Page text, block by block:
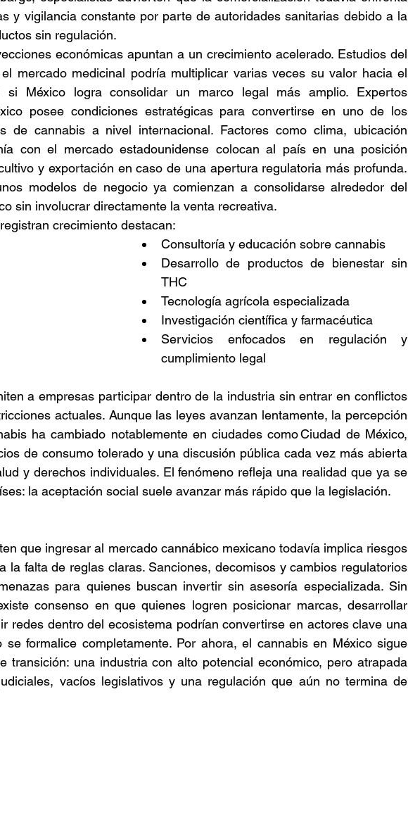
y vigilancia constante por parte de autoridades sanitarias debido a la
sin regulación.
económicas apuntan a un crecimiento acelerado. Estudios del
mercado medicinal podría multiplicar varias veces su valor hacia el
México logra consolidar un marco legal más amplio. Expertos
posee condiciones estratégicas para convertirse en uno de los
de cannabis a nivel internacional. Factores como clima, ubicación
con el mercado estadounidense colocan al país en una posición
y exportación en caso de una apertura regulatoria más profunda.
modelos de negocio ya comienzan a consolidarse alrededor del
sin involucrar directamente la venta recreativa.
crecimiento destacan:
Consultoría y educación sobre cannabis
Desarrollo de productos de bienestar sin
THC
Tecnología agrícola especializada
Investigación científica y farmacéutica
Servicios enfocados en regulación y
cumplimiento legal
a empresas participar dentro de la industria sin entrar en conflictos
actuales. Aunque las leyes avanzan lentamente, la percepción
ha cambiado notablemente en ciudades como Ciudad de México,
de consumo tolerado y una discusión pública cada vez más abierta
y derechos individuales. El fenómeno refleja una realidad que ya se
la aceptación social suele avanzar más rápido que la legislación.
que ingresar al mercado cannábico mexicano todavía implica riesgos
la falta de reglas claras. Sanciones, decomisos y cambios regulatorios
para quienes buscan invertir sin asesoría especializada. Sin
consenso en que quienes logren posicionar marcas, desarrollar
redes dentro del ecosistema podrían convertirse en actores clave una
formalice completamente. Por ahora, el cannabis en México sigue
transición: una industria con alto potencial económico, pero atrapada
vacíos legislativos y una regulación que aún no termina de